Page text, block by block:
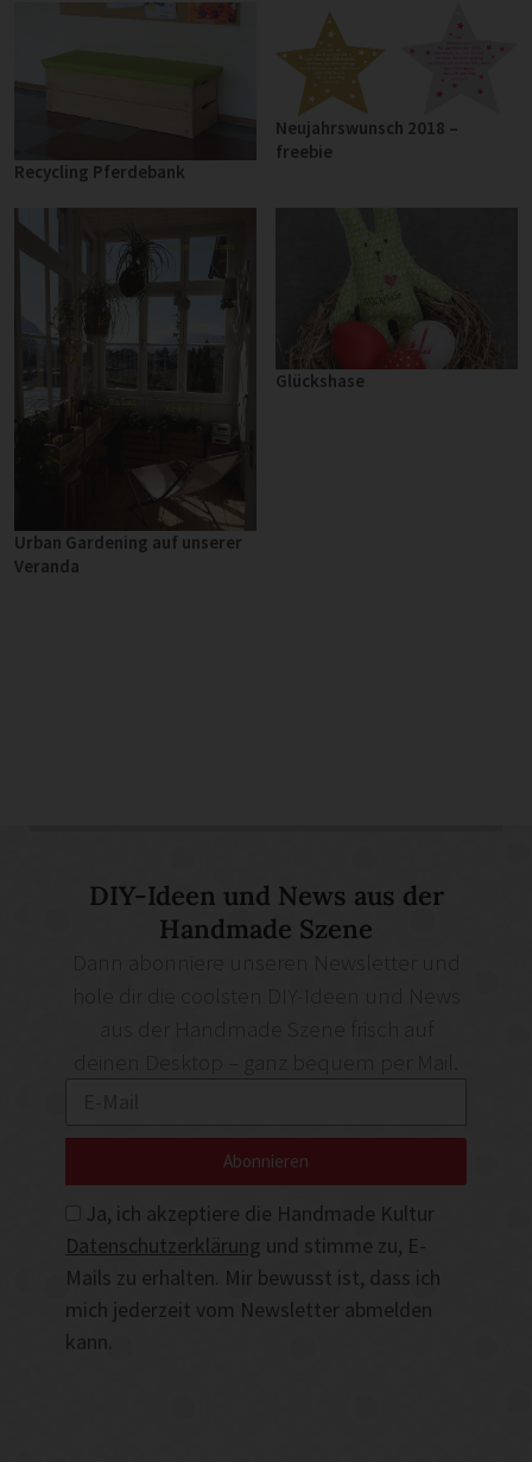
Recycling Pferdebank
Neujahrswunsch 2018 –
freebie
Urban Gardening auf unserer
Veranda
Glückshase
DIY-Ideen und News aus der
Handmade Szene
deinen Desktop – ganz bequem per Mail.
Ja, ich akzeptiere die Handmade Kultur
Datenschutzerklärung und stimme zu, E-
Mails zu erhalten. Mir bewusst ist, dass ich
mich jederzeit vom Newsletter abmelden
kann.
Abonnieren